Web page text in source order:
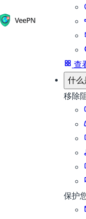
查
什么
移除
保护